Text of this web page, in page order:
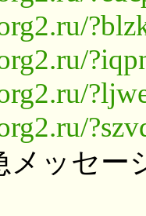
メッセー